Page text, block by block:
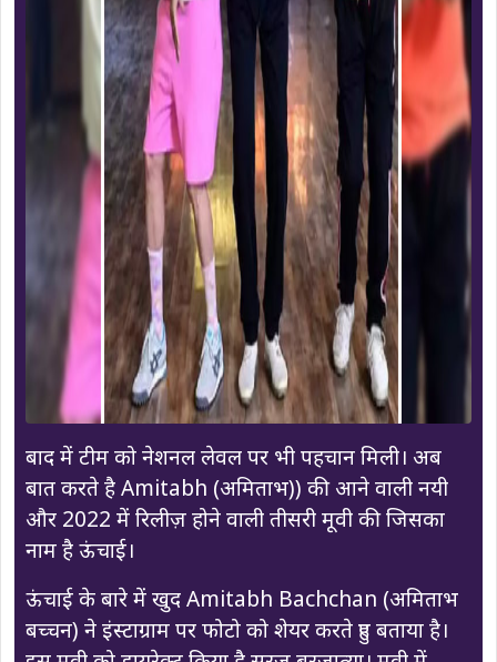
बाद में टीम को नेशनल लेवल पर भी पहचान मिली। अब
बात करते है Amitabh (अमिताभ)) की आने वाली नयी
और 2022 में रिलीज़ होने वाली तीसरी मूवी की जिसका
नाम है ऊंचाई।
ऊंचाई के बारे में खुद Amitabh Bachchan (अमिताभ
बच्चन) ने इंस्टाग्राम पर फोटो को शेयर करते हुए बताया है।